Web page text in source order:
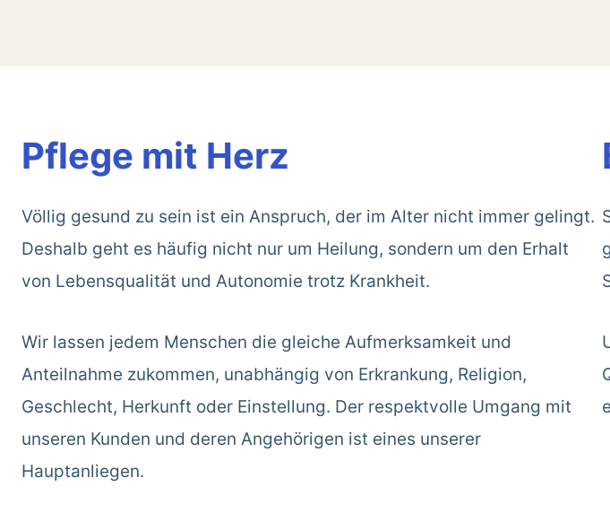
Pflege mit Herz
Völlig gesund zu sein ist ein Anspruch, der im Alter nicht immer gelingt.
Deshalb geht es häufig nicht nur um Heilung, sondern um den Erhalt
von Lebensqualität und Autonomie trotz Krankheit.
Wir lassen jedem Menschen die gleiche Aufmerksamkeit und
Anteilnahme zukommen, unabhängig von Erkrankung, Religion,
Geschlecht, Herkunft oder Einstellung. Der respektvolle Umgang mit
unseren Kunden und deren Angehörigen ist eines unserer
Hauptanliegen.